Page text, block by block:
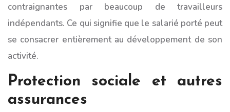
contraignantes par beaucoup de travailleurs
indépendants. Ce qui signifie que le salarié porté peut
se consacrer entièrement au développement de son
activité.
Protection sociale et autres
assurances